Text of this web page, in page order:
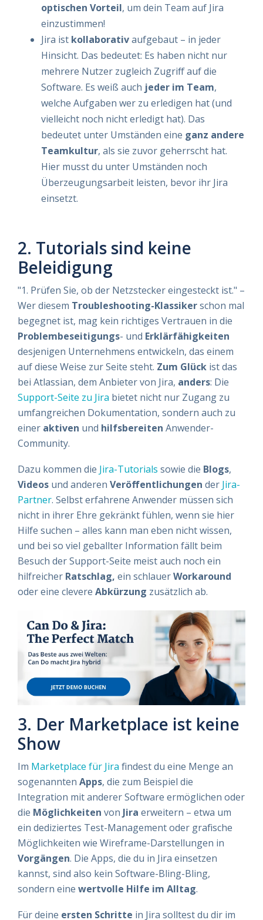
optischen Vorteil, um dein Team auf Jira
einzustimmen!
Jira ist kollaborativaufgebaut – in jeder
Hinsicht. Das bedeutet: Es haben nicht nur
mehrere Nutzer zugleich Zugriff auf die
Software. Es weiß auch jeder im Team,
welche Aufgaben wer zu erledigen hat (und
vielleicht noch nicht erledigt hat). Das
bedeutet unter Umständen eine ganz andere
Teamkultur, als sie zuvor geherrscht hat.
Hier musst du unter Umständen noch
Überzeugungsarbeit leisten, bevor ihr Jira
einsetzt.
2. Tutorials sind keine
Beleidigung
"1. Prüfen Sie, ob der Netzstecker eingesteckt ist." –
Wer diesem Troubleshooting-Klassikerschon mal
begegnet ist, mag kein richtiges Vertrauen in die
Problembeseitigungs- und Erklärfähigkeiten
desjenigen Unternehmens entwickeln, das einem
auf diese Weise zur Seite steht. Zum Glück ist das
bei Atlassian, dem Anbieter von Jira, anders: Die
Support-Seite zu Jira bietet nicht nur Zugang zu
umfangreichen Dokumentation, sondern auch zu
einer aktiven und hilfsbereiten Anwender-
Community.
Dazu kommen die Jira-Tutorials sowie die Blogs,
Videos und anderen Veröffentlichungen der Jira-
Partner. Selbst erfahrene Anwender müssen sich
nicht in ihrer Ehre gekränkt fühlen, wenn sie hier
Hilfe suchen – alles kann man eben nicht wissen,
und bei so viel geballter Information fällt beim
Besuch der Support-Seite meist auch noch ein
hilfreicher Ratschlag, ein schlauerWorkaround
oder eine clevere Abkürzung zusätzlich ab.
3. Der Marketplace ist keine
Show
Im Marketplace für Jira findest du eine Menge an
sogenannten Apps, die zum Beispiel die
Integration mit anderer Software ermöglichen oder
die Möglichkeiten von Jira erweitern – etwa um
ein dediziertes Test-Management oder grafische
Möglichkeiten wie Wireframe-Darstellungen in
Vorgängen. Die Apps, die du in Jira einsetzen
kannst, sind also kein Software-Bling-Bling,
sondern eine wertvolle Hilfe im Alltag.
Für deine ersten Schritte in Jira solltest du dir im